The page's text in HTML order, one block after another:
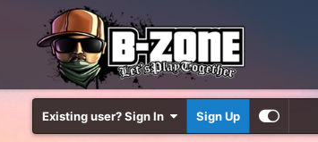
Existing user? Sign In Sign Up